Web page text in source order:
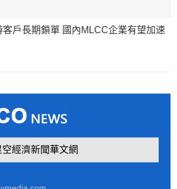
戶長期鎖單 國內MLCC企業有望加速
經濟新聞華文網